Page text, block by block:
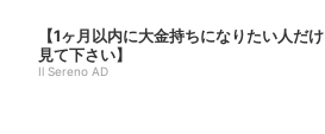
【1ヶ月以内に大金持ちになりたい人だけ
見て下さい】
Il Sereno AD